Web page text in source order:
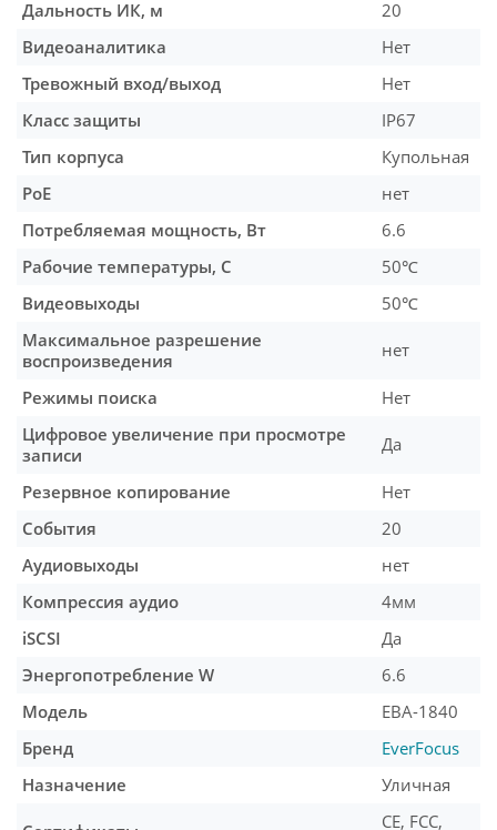
Дальность ИК, м
20
Видеоаналитика
Нет
Тревожный вход/выход
Нет
Класс защиты
IP67
Тип корпуса
Купольная
PoE
нет
Потребляемая мощность, Вт
6.6
Рабочие температуры, С
50℃
Видеовыходы
50℃
Максимальное разрешение
воспроизведения
нет
Режимы поиска
Нет
Цифровое увеличение при просмотре
записи
Да
Резервное копирование
Нет
События
20
Аудиовыходы
нет
Компрессия аудио
4мм
iSCSI
Да
Энергопотребление W
6.6
Модель
EBA-1840
Бренд
EverFocus
Назначение
Уличная
CE, FCC,